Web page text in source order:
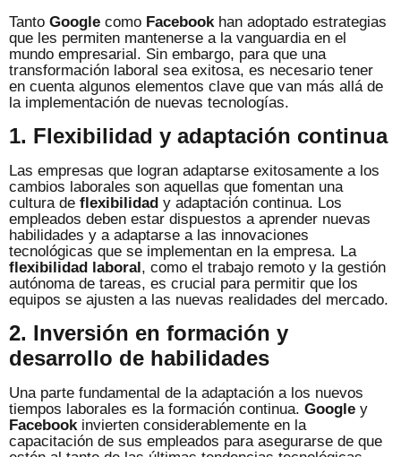
Tanto Google como Facebook han adoptado estrategias
que les permiten mantenerse a la vanguardia en el
mundo empresarial. Sin embargo, para que una
transformación laboral sea exitosa, es necesario tener
en cuenta algunos elementos clave que van más allá de
la implementación de nuevas tecnologías.
1. Flexibilidad y adaptación continua
Las empresas que logran adaptarse exitosamente a los
cambios laborales son aquellas que fomentan una
cultura de flexibilidad y adaptación continua. Los
empleados deben estar dispuestos a aprender nuevas
habilidades y a adaptarse a las innovaciones
tecnológicas que se implementan en la empresa. La
flexibilidad laboral, como el trabajo remoto y la gestión
autónoma de tareas, es crucial para permitir que los
equipos se ajusten a las nuevas realidades del mercado.
2. Inversión en formación y
desarrollo de habilidades
Una parte fundamental de la adaptación a los nuevos
tiempos laborales es la formación continua. Google y
Facebookinvierten considerablemente en la
capacitación de sus empleados para asegurarse de que